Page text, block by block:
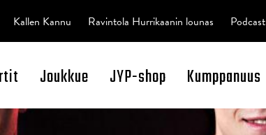
Joukkue JYP-shop Kumppanuus
Kallen Kannu Ravintola Hurrikaanin lounas Podcast